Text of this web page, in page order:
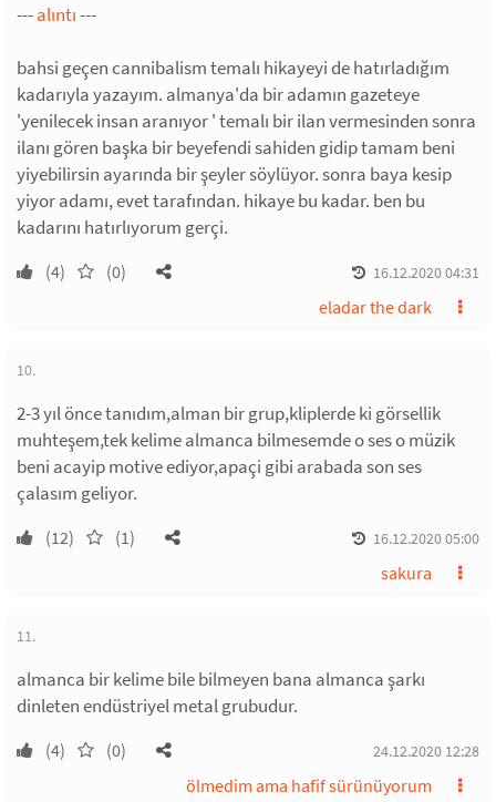
---alıntı---
bahsi geçen cannibalism temalı hikayeyi de hatırladığım
kadarıyla yazayım. almanya'da bir adamın gazeteye
'yenilecek insan aranıyor ' temalı bir ilan vermesinden sonra
ilanı gören başka bir beyefendi sahiden gidip tamam beni
yiyebilirsin ayarında bir şeyler söylüyor. sonra baya kesip
yiyor adamı, evet tarafından. hikaye bu kadar. ben bu
kadarını hatırlıyorum gerçi.
(4) (0) 16.12.2020 04:31
eladar the dark
10.
2-3 yıl önce tanıdım,alman bir grup,kliplerde ki görsellik
muhteşem,tek kelime almanca bilmesemde o ses o müzik
beni acayip motive ediyor,apaçi gibi arabada son ses
çalasım geliyor.
(12) (1) 16.12.2020 05:00
sakura
11.
almanca bir kelime bile bilmeyen bana almanca şarkı
dinleten endüstriyel metal grubudur.
(4) (0) 24.12.2020 12:28
ölmedim ama hafif sürünüyorum